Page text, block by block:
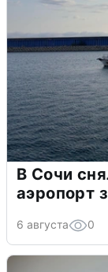
В Сочи
аэропорт
6 августа 0